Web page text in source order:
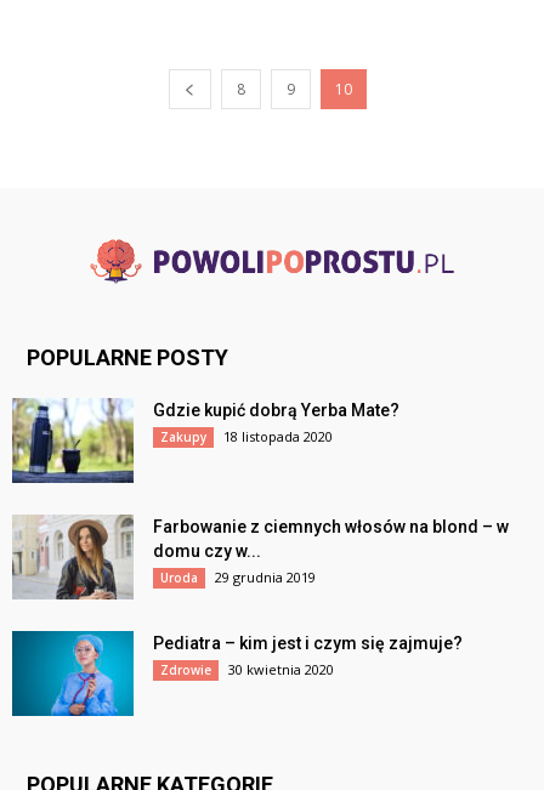
8 9 10
POPULARNE POSTY
Gdzie kupić dobrą Yerba Mate?
Zakupy 18 listopada 2020
Farbowanie z ciemnych włosów na blond – w
domu czy w...
Uroda 29 grudnia 2019
Pediatra – kim jest i czym się zajmuje?
Zdrowie 30 kwietnia 2020
POPULARNE KATEGORIE